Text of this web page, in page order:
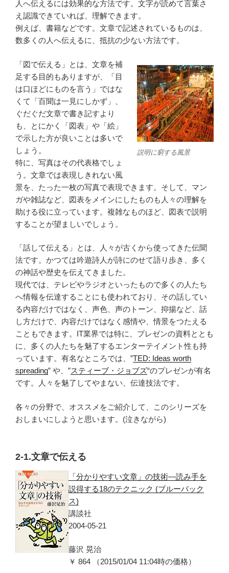
人へ伝えるには効果的な方法です。文字が読めて言葉さ
え認識できていれば、理解できます。
例えば、書籍などです。文章で記述されているものは、
数多くの人へ伝えるに、抵抗の少ない方法です。
説明に窮する風景
「図で伝える」とは、文章を補
足する目的もありますが、「目
は口ほどにものを言う」ではな
くて「百聞は一見にしかず」、
ぐだぐだ文章で書き記すより
も、とにかく「図表」や「絵」
で示した方が良いことは多いで
しょう。
特に、写真はその代表格でしょ
う。文章では表現しきれない風
景を、たった一枚の写真で表現できます。そして、マン
ガや雑誌など、図表をメインにしたものも人々の理解を
助ける役に立っています。複雑なものほど、図表で説明
することが望ましいでしょう。
「話して伝える」とは、人々が古くから使ってきた伝聞
法です。かつては吟遊詩人が詩にのせて語り歩き、多く
の神話や歴史を伝えてきました。
現代では、テレビやラジオといったもので多くの人たち
へ情報を伝達することにも使われており、その話してい
る内容だけではなく、声色、声のトーン、抑揚など、話
し方だけで、内容だけではなく感情や、情景をつたえる
こともできます。IT業界では特に、プレゼンの資料ととも
に、多くの人たちを魅了するエンターテイメント性も持
っています。有名なところでは、”TED: Ideas worth
spreading” や、”スティーブ・ジョブズ“のプレゼンが有名
です。人々を魅了してやまない、伝達技法です。
各々の分野で、オススメをご紹介して、このシリーズを
おしまいにしようと思います。(泣きながら)
2-1.文章で伝える
「分かりやすい文章」の技術―読み手を
説得する18のテクニック (ブルーバック
ス)
講談社
2004-05-21
藤沢 晃治
￥ 864 （2015/01/04 11:04時の価格）